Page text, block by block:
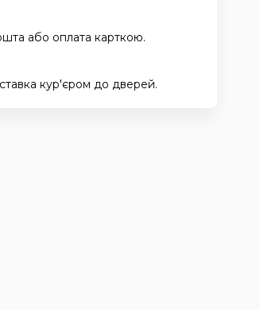
або оплата карткою.
кур'єром до дверей.